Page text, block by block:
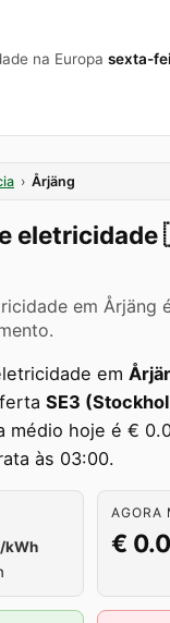
na Europa sexta-
› Årjäng
eletricidade
em Årjäng
em
SE3
médio hoje é €
às 03:00.
/kWh
AGORA
€